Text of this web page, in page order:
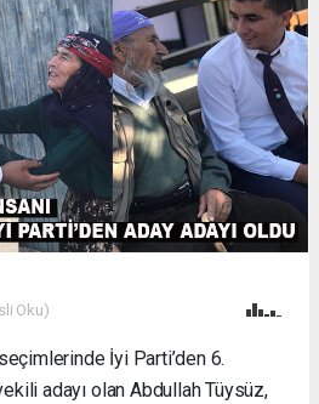
Oku)
İyi Parti’den 6.
adayı olan Abdullah Tüysüz,